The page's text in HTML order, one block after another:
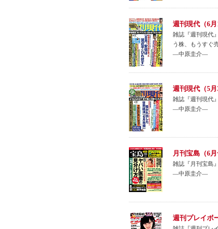
週刊現代（6
雑誌『週刊現代
う株、もうすぐ
―中原圭介―
週刊現代（5
雑誌『週刊現代
―中原圭介―
月刊宝島（6
雑誌『月刊宝島
―中原圭介―
週刊プレイボ